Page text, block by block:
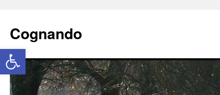
Abrir a barra de ferramentas
Cognando